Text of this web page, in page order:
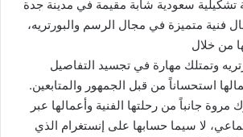
تشكيلية سعودية شابة مقيمة في مدينة جدة
فنية متميزة في مجال الرسم والبورتريه،
من خلال
وتمتلك مهارة في تجسيد التفاصيل
استحساناً من قبل الجمهور والمتابعين.
مروة جانباً من رحلتها الفنية وأعمالها عبر
لا سيما حسابها على إنستغرام الذي